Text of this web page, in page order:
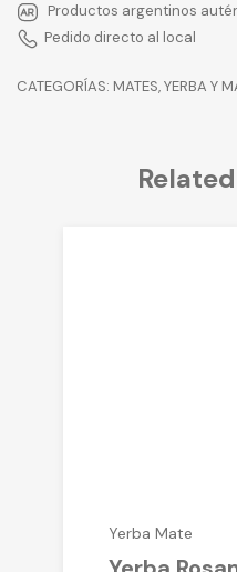
Productos argentinos
Pedido directo al local
CATEGORÍAS: MATES,YERBA Y
Yerba Mate